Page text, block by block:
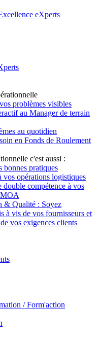
problèmes visibles
au Manager de terrain
au quotidien
en Fonds de Roulement
c'est aussi :
bonnes pratiques
vos opérations logistiques
double compétence à vos
& Qualité : Soyez
à vis de vos fournisseurs et
vos exigences clients
/ Form'action